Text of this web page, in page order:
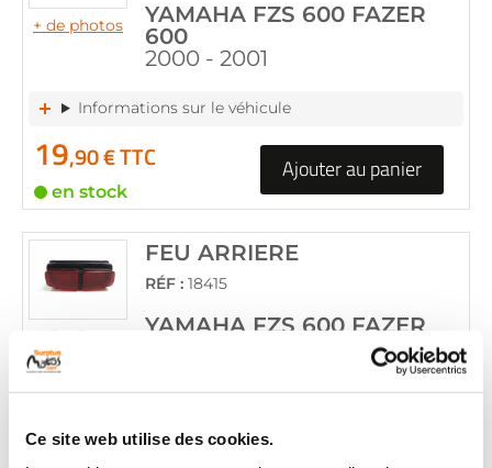
Ce site web utilise des cookies.
+ de photos
YAMAHA FZS 600 FAZER
600
2000 - 2001
Informations sur le véhicule
19,90 € TTC
en stock
Ajouter au panier
+ de photos
FEU ARRIERE
RÉF : 18415
YAMAHA FZS 600 FAZER